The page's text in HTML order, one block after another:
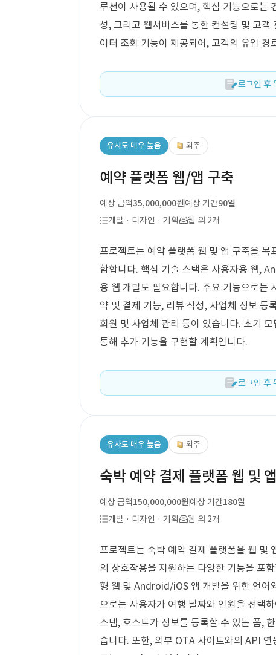
루션이 사용될 수 있으며, 핵심 기능으로는
성, 그리고 웹서비스를 통한 컨설팅 및 고객
이터 조회 기능이 제공되어, 고객의 유입
로그인 후
유사도 매우 높음 외주
예약 플랫폼 웹/앱 구축
예상 금액35,000,000원예상 기간90일
개발 · 디자인 · 기획
웹 외 2개
프로젝트는 예약 플랫폼 웹 및 앱 구축을
함합니다. 핵심 기술 스택은 사용자용 웹,
용 웹 개발도 필요합니다. 주요 기능으로는
약 및 결제 기능, 리뷰 작성, 사업체 정보 등
회원 및 사업체 관리 등이 있습니다. 초기
통해 추가 기능을 구현할 계획입니다.
로그인 후
유사도 매우 높음 외주
숙박 예약 결제 플랫폼 웹 및
예상 금액150,000,000원예상 기간180일
개발 · 디자인 · 기획
웹 외 2개
프로젝트는 숙박 예약 결제 플랫폼을 웹 및
의 상호작용을 지원하는 다양한 기능을 포
형 웹 및 Android/iOS 앱 개발을 위한 언어
으로는 사용자가 여행 날짜와 인원을 선택
스템, 호스트가 정보를 등록할 수 있는 폼,
습니다. 또한, 외부 OTA 사이트와의 API